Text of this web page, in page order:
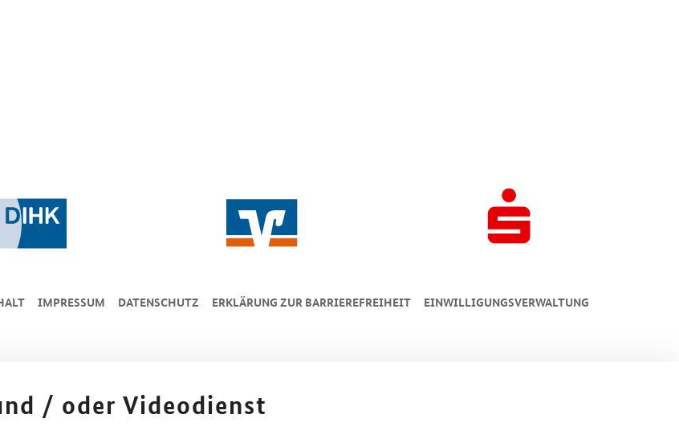
IMPRESSUM DA­TEN­SCHUTZ ERKLÄRUNG ZUR BARRIEREFREIHEIT EINWILLIGUNGSVERWALTUNG
/ oder Videodienst